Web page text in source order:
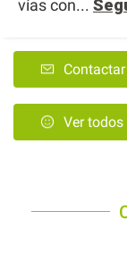
vías con...
Ver